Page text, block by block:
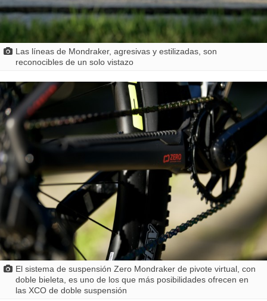
Las líneas de Mondraker, agresivas y estilizadas, son
reconocibles de un solo vistazo
El sistema de suspensión Zero Mondraker de pivote virtual, con
doble bieleta, es uno de los que más posibilidades ofrecen en
las XCO de doble suspensión